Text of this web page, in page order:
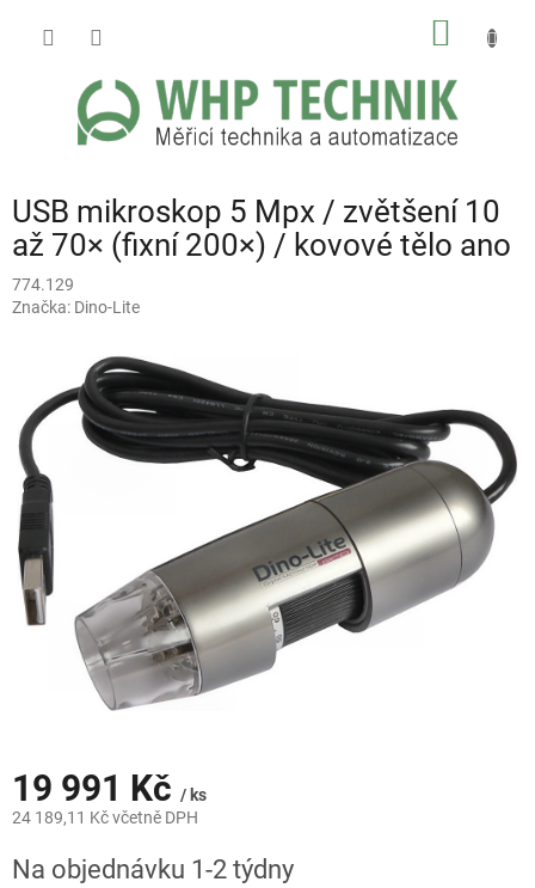
USB mikroskop 5 Mpx / zvětšení 10
až 70× (fixní 200×) / kovové tělo ano
774.129
Značka: Dino-Lite
19 991 Kč / ks
24 189,11 Kč včetně DPH
cena:
Na objednávku 1-2 týdny